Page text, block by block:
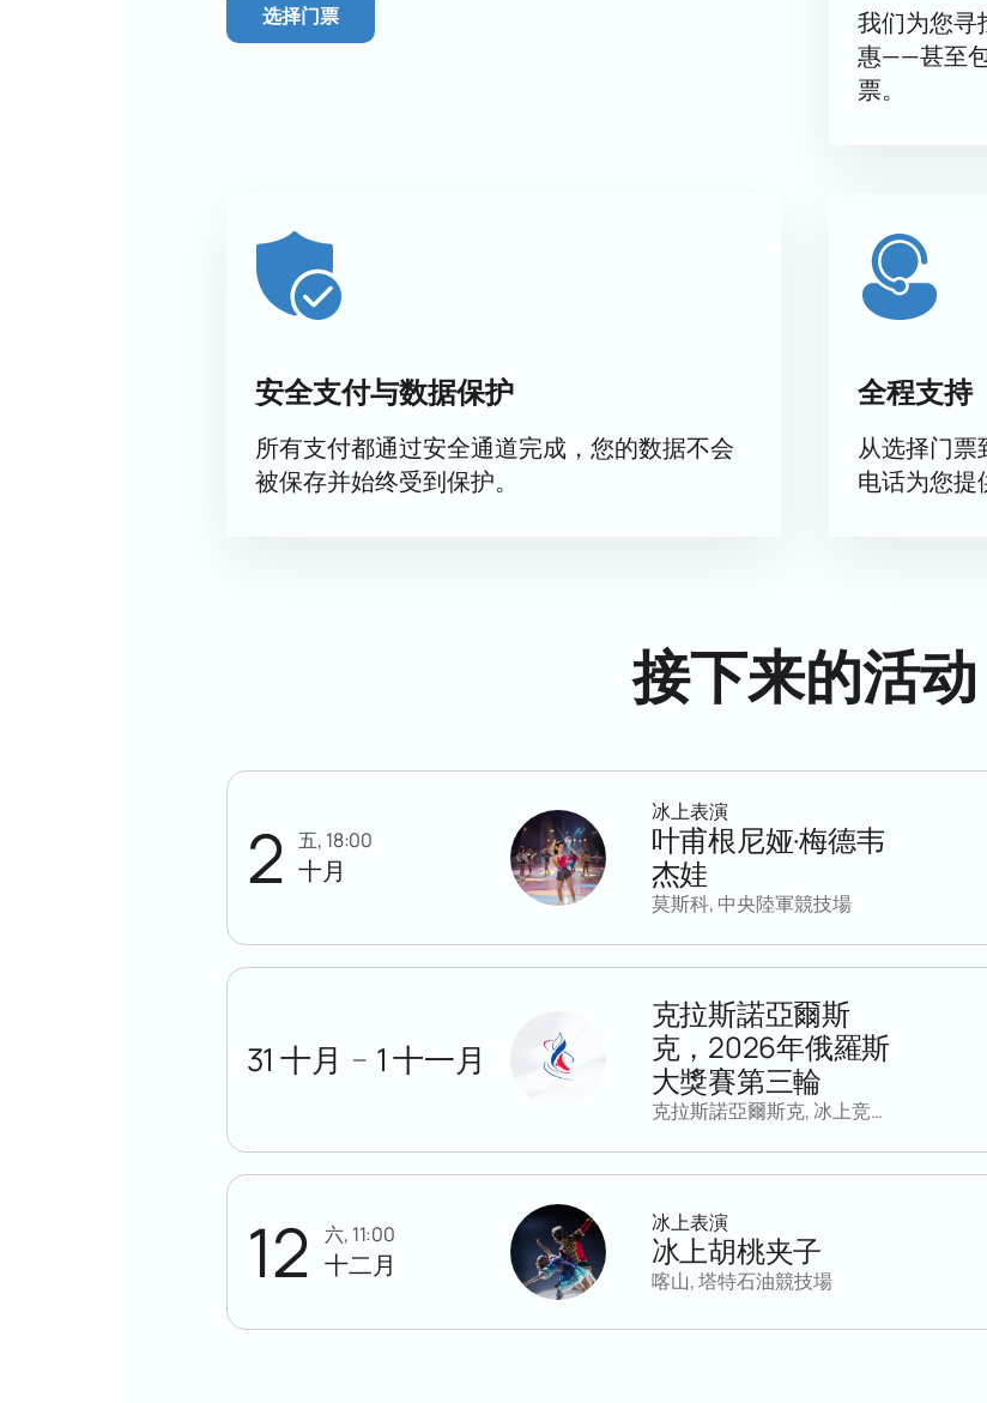
选择门票
我们为您寻
惠——甚至
票。
安全支付与数据保护
所有支付都通过安全通道完成，您的数据不会
被保存并始终受到保护。
全程支持
从选择门
电话为您提
接下来的活动
2 五, 18:00
十月
冰上表演
叶甫根尼娅·梅德韦
杰娃
莫斯科, 中央陸軍競技場
31 十月 — 1 十一月
克拉斯諾亞爾斯
克，2026年俄羅斯
大獎賽第三輪
克拉斯諾亞爾斯克, 冰上竞技场“Kristall”
12 六, 11:00
十二月
冰上表演
冰上胡桃夹子
喀山, 塔特石油競技場